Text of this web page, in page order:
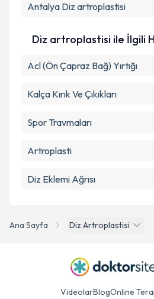
Ana Sayfa Diz Artroplastisi
Antalya Diz artroplastisi
Diz artroplastisi ile İlgili
Acl (Ön Çapraz Bağ) Yırtığı
Kalça Kırık Ve Çıkıkları
Spor Travmaları
Artroplasti
Diz Eklemi Ağrısı
VideolarBlogOnline